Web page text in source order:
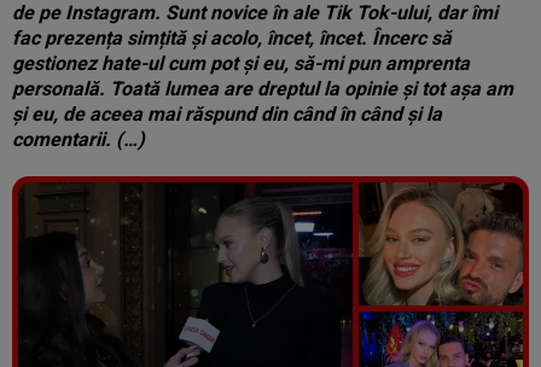
de pe Instagram. Sunt novice în ale Tik Tok-ului, dar îmi
fac prezența simțită și acolo, încet, încet. Încerc să
gestionez hate-ul cum pot și eu, să-mi pun amprenta
personală. Toată lumea are dreptul la opinie și tot așa am
și eu, de aceea mai răspund din când în când și la
comentarii. (…)